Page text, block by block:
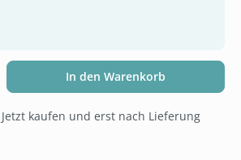
Gib den gewünschten
In den Warenkorb
Jetzt kaufen und erst nach Lieferung